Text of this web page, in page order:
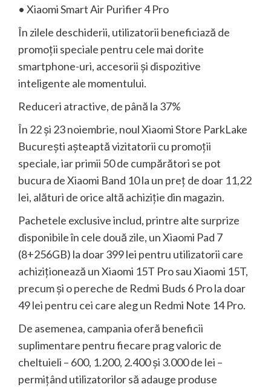
• Xiaomi Smart Air Purifier 4 Pro
În zilele deschiderii, utilizatorii beneficiază de
promoții speciale pentru cele mai dorite
smartphone-uri, accesorii și dispozitive
inteligente ale momentului.
Reduceri atractive, de până la 37%
În 22 și 23 noiembrie, noul Xiaomi Store ParkLake
București așteaptă vizitatorii cu promoții
speciale, iar primii 50 de cumpărători se pot
bucura de Xiaomi Band 10 la un preț de doar 11,22
lei, alături de orice altă achiziție din magazin.
Pachetele exclusive includ, printre alte surprize
disponibile în cele două zile, un Xiaomi Pad 7
(8+256GB) la doar 399 lei pentru utilizatorii care
achiziționează un Xiaomi 15T Pro sau Xiaomi 15T,
precum și o pereche de Redmi Buds 6 Pro la doar
49 lei pentru cei care aleg un Redmi Note 14 Pro.
De asemenea, campania oferă beneficii
suplimentare pentru fiecare prag valoric de
cheltuieli – 600, 1.200, 2.400 și 3.000 de lei –
permițând utilizatorilor să adauge produse